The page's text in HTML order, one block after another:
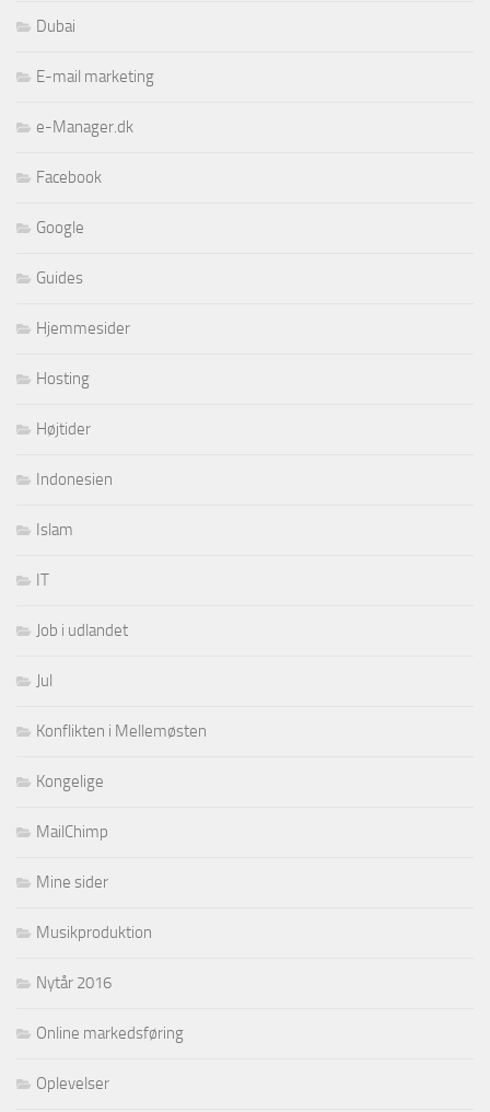
Dubai
E-mail marketing
e-Manager.dk
Facebook
Google
Guides
Hjemmesider
Hosting
Højtider
Indonesien
Islam
IT
Job i udlandet
Jul
Konflikten i Mellemøsten
Kongelige
MailChimp
Mine sider
Musikproduktion
Nytår 2016
Online markedsføring
Oplevelser